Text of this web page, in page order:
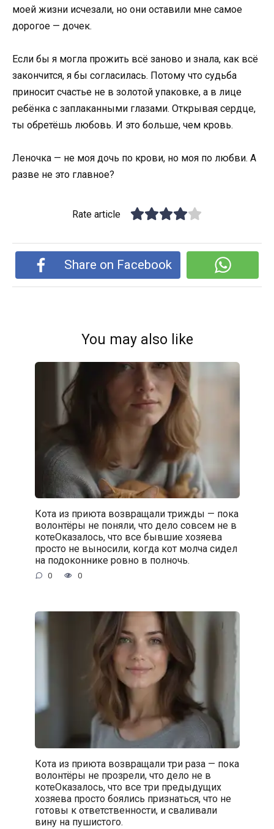
моей жизни исчезали, но они оставили мне самое
дорогое — дочек.
Если бы я могла прожить всё заново и знала, как всё
закончится, я бы согласилась. Потому что судьба
приносит счастье не в золотой упаковке, а в лице
ребёнка с заплаканными глазами. Открывая сердце,
ты обретёшь любовь. И это больше, чем кровь.
Леночка — не моя дочь по крови, но моя по любви. А
разве не это главное?
Rate article
Share on Facebook
You may also like
Кота из приюта возвращали трижды — пока
волонтёры не поняли, что дело совсем не в
котеОказалось, что все бывшие хозяева
просто не выносили, когда кот молча сидел
на подоконнике ровно в полночь.
0 0
Кота из приюта возвращали три раза — пока
волонтёры не прозрели, что дело не в
котеОказалось, что все три предыдущих
хозяева просто боялись признаться, что не
готовы к ответственности, и сваливали
вину на пушистого.